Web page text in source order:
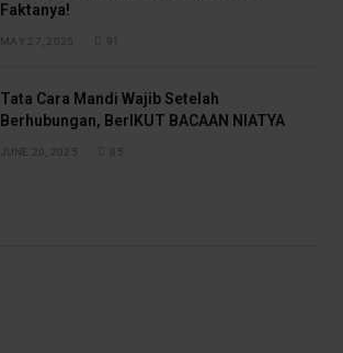
Faktanya!
MAY 27, 2025 91
Tata Cara Mandi Wajib Setelah
Berhubungan, BerIKUT BACAAN NIATYA
JUNE 20, 2025 85